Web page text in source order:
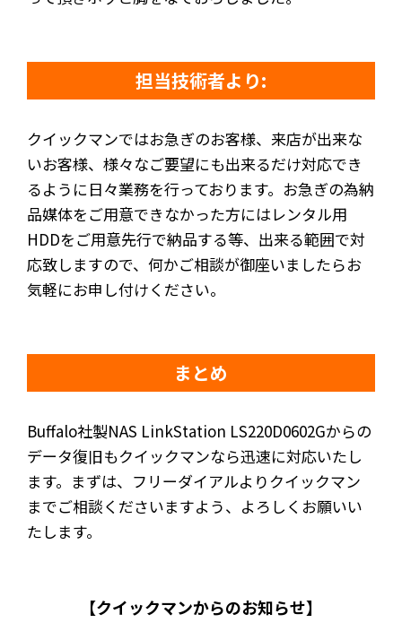
担当技術者より:
クイックマンではお急ぎのお客様、来店が出来な
いお客様、様々なご要望にも出来るだけ対応でき
るように日々業務を行っております。お急ぎの為納
品媒体をご用意できなかった方にはレンタル用
HDDをご用意先行で納品する等、出来る範囲で対
応致しますので、何かご相談が御座いましたらお
気軽にお申し付けください。
まとめ
Buffalo社製NAS LinkStation LS220D0602Gからの
データ復旧もクイックマンなら迅速に対応いたし
ます。まずは、フリーダイアルよりクイックマン
までご相談くださいますよう、よろしくお願いい
たします。
【クイックマンからのお知らせ】